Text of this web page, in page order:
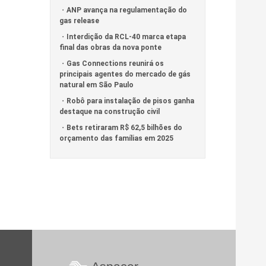
ANP avança na regulamentação do
gas release
Interdição da RCL-40 marca etapa
final das obras da nova ponte
Gas Connections reunirá os
principais agentes do mercado de gás
natural em São Paulo
Robô para instalação de pisos ganha
destaque na construção civil
Bets retiraram R$ 62,5 bilhões do
orçamento das famílias em 2025